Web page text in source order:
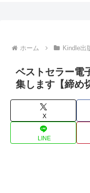
ホーム Kindle出
ベストセラー電
集します【締め
X
LINE